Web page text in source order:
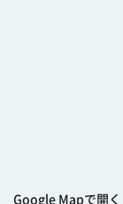
Google Mapで開く